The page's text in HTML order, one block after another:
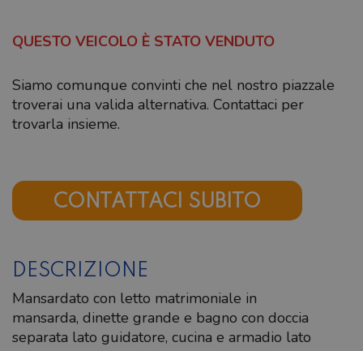
QUESTO VEICOLO È STATO VENDUTO
Siamo comunque convinti che nel nostro piazzale
troverai una valida alternativa. Contattaci per
trovarla insieme.
CONTATTACI SUBITO
DESCRIZIONE
Mansardato con letto matrimoniale in
mansarda, dinette grande e bagno con doccia
separata lato guidatore, cucina e armadio lato